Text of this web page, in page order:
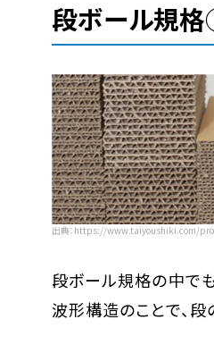
段ボール規格
出典：https://www.taiyoushiki.com/
段ボール規格の中で
波形構造のことで、